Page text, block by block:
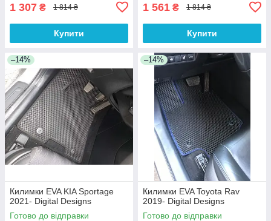
1 307 ₴ 1 814 ₴
Купити
1 561 ₴ 1 814 ₴
Купити
–14%
Килимки EVA KIA Sportage
2021- Digital Designs
Готово до відправки
–14%
Килимки EVA Toyota Rav
2019- Digital Designs
Готово до відправки